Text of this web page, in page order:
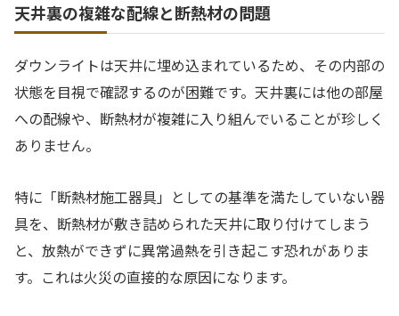
天井裏の複雑な配線と断熱材の問題
ダウンライトは天井に埋め込まれているため、その内部の
状態を目視で確認するのが困難です。天井裏には他の部屋
への配線や、断熱材が複雑に入り組んでいることが珍しく
ありません。
特に「断熱材施工器具」としての基準を満たしていない器
具を、断熱材が敷き詰められた天井に取り付けてしまう
と、放熱ができずに異常過熱を引き起こす恐れがありま
す。これは火災の直接的な原因になります。